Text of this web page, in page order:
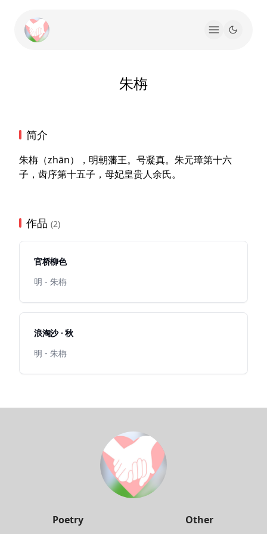
朱栴
简介
朱栴（zhān），明朝藩王。号凝真。朱元璋第十六
子，齿序第十五子，母妃皇贵人余氏。
作品 (2)
官桥柳色
明 - 朱栴
浪淘沙 · 秋
明 - 朱栴
Poetry Other